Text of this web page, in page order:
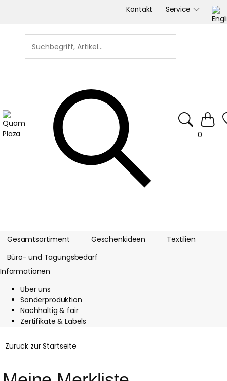
Kontakt Service
0
Gesamtsortiment Geschenkideen
Textilien
Büro- und Tagungsbedarf
Informationen
Über uns
Sonderproduktion
Nachhaltig & fair
Zertifikate & Labels
Zurück zur Startseite